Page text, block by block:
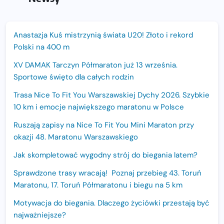
Anastazja Kuś mistrzynią świata U20! Złoto i rekord
Polski na 400 m
XV DAMAK Tarczyn Półmaraton już 13 września.
Sportowe święto dla całych rodzin
Trasa Nice To Fit You Warszawskiej Dychy 2026. Szybkie
10 km i emocje największego maratonu w Polsce
Ruszają zapisy na Nice To Fit You Mini Maraton przy
okazji 48. Maratonu Warszawskiego
Jak skompletować wygodny strój do biegania latem?
Sprawdzone trasy wracają! Poznaj przebieg 43. Toruń
Maratonu, 17. Toruń Półmaratonu i biegu na 5 km
Motywacja do biegania. Dlaczego życiówki przestają być
najważniejsze?